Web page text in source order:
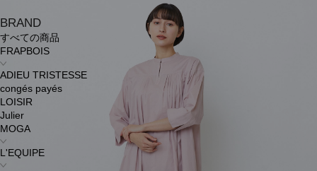
BRAND
すべての商品
FRAPBOIS
ADIEU TRISTESSE
congés payés
LOISIR
Julier
MOGA
L'EQUIPE